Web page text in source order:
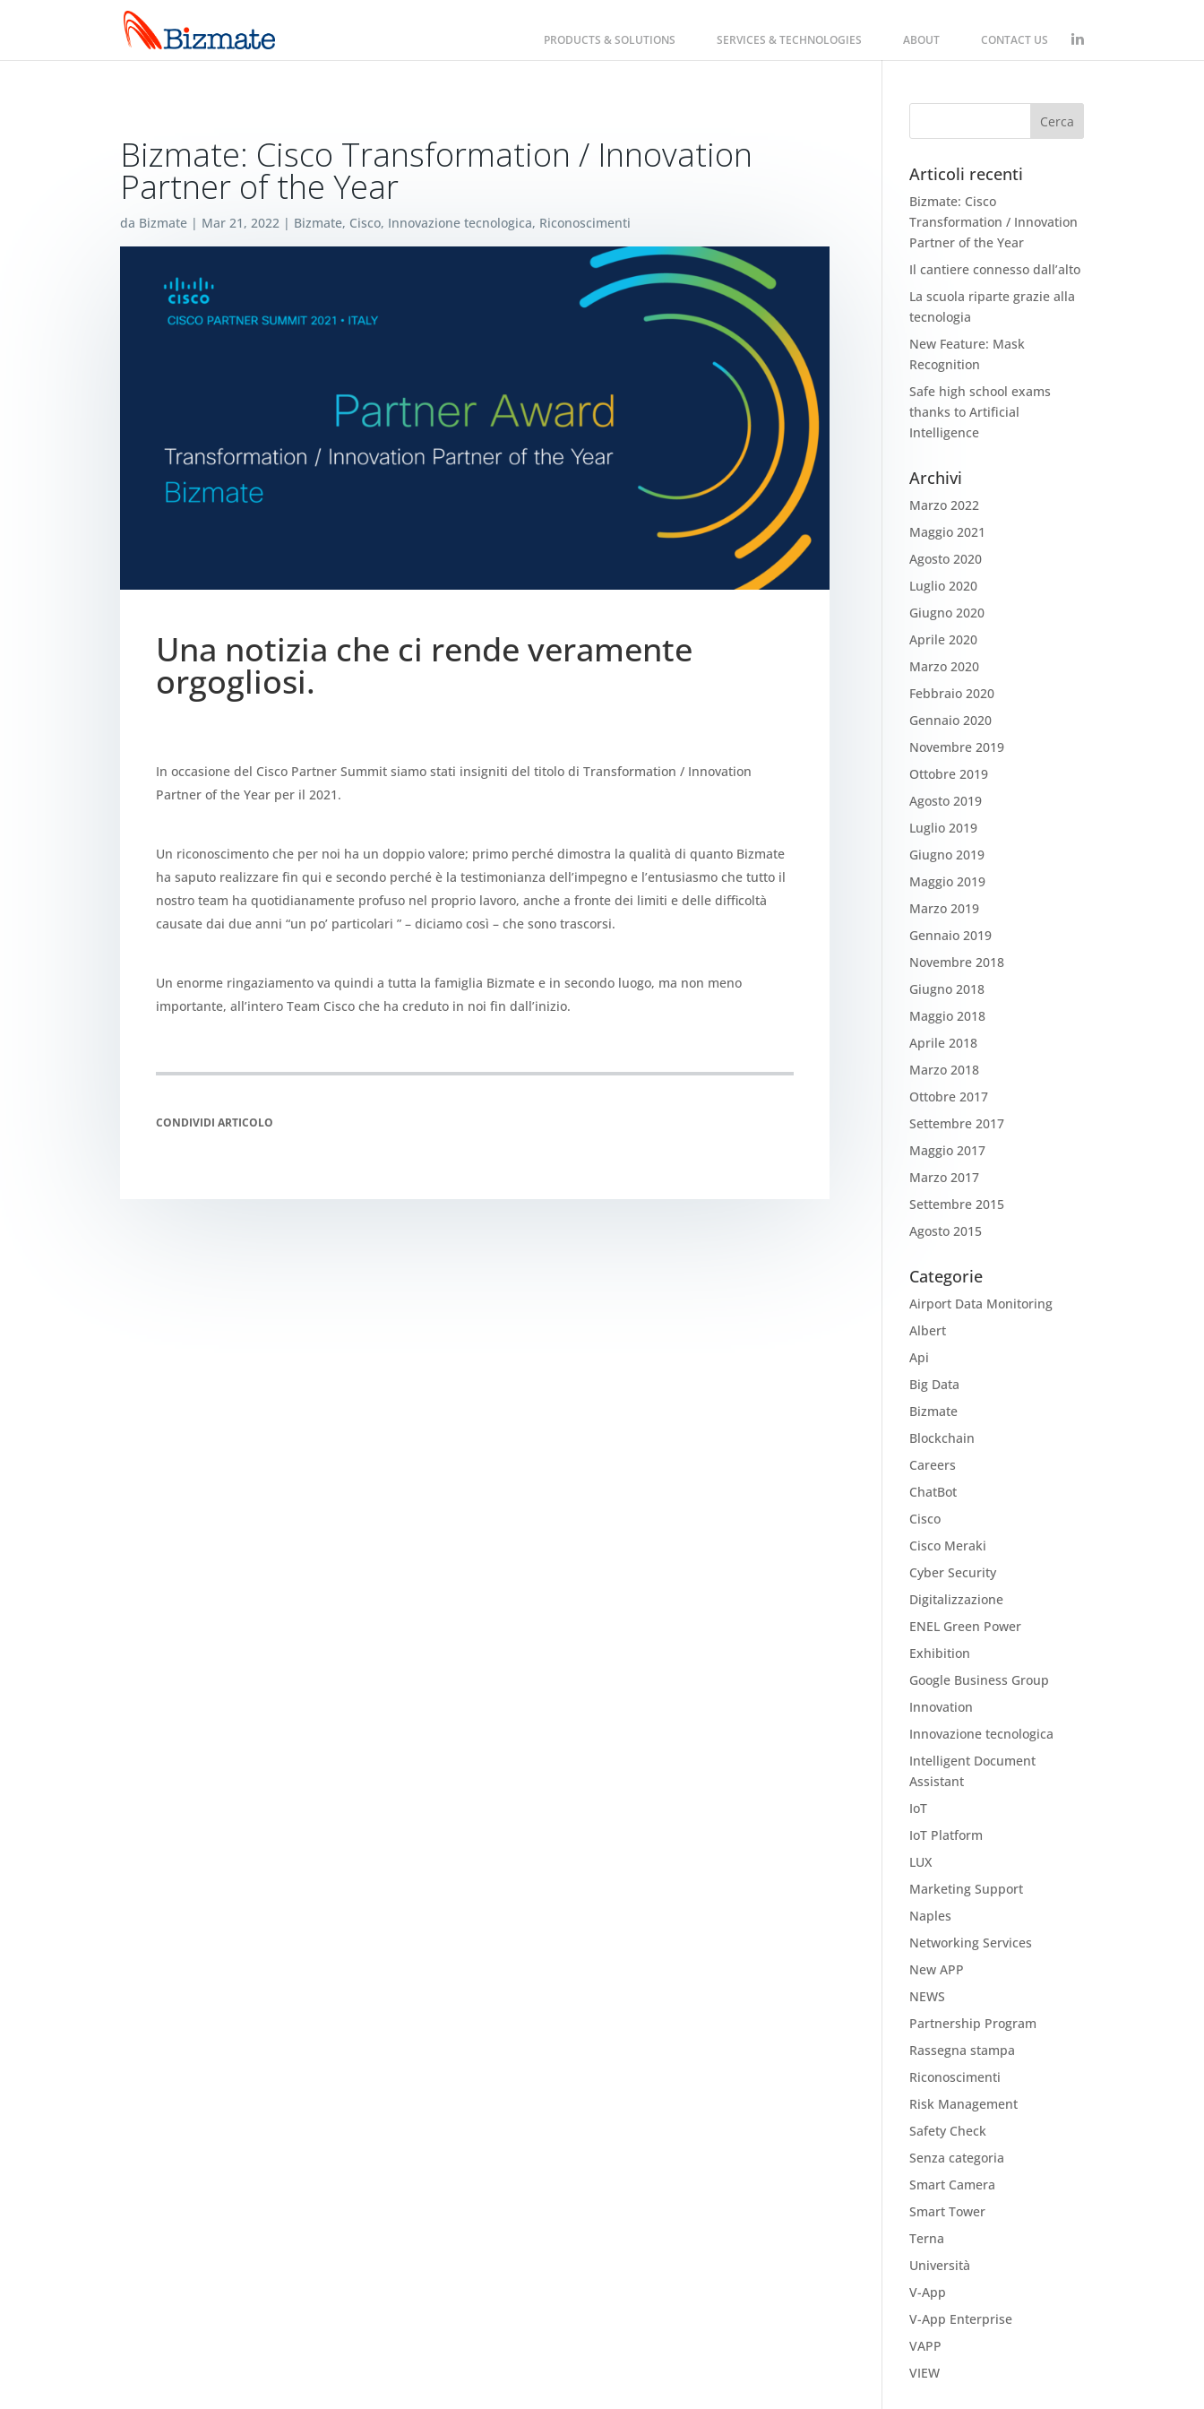
PRODUCTS & SOLUTIONS SERVICES & TECHNOLOGIES ABOUT CONTACT US
Bizmate: Cisco Transformation / Innovation
Partner of the Year
da Bizmate | Mar 21, 2022 | Bizmate, Cisco, Innovazione tecnologica, Riconoscimenti
Una notizia che ci rende veramente
orgogliosi.
In occasione del Cisco Partner Summit siamo stati insigniti del titolo di Transformation / Innovation
Partner of the Year per il 2021.
Un riconoscimento che per noi ha un doppio valore; primo perché dimostra la qualità di quanto Bizmate
ha saputo realizzare fin qui e secondo perché è la testimonianza dell’impegno e l’entusiasmo che tutto il
nostro team ha quotidianamente profuso nel proprio lavoro, anche a fronte dei limiti e delle difficoltà
causate dai due anni “un po’ particolari ” – diciamo così – che sono trascorsi.
Un enorme ringaziamento va quindi a tutta la famiglia Bizmate e in secondo luogo, ma non meno
importante, all’intero Team Cisco che ha creduto in noi fin dall’inizio.
CONDIVIDI ARTICOLO
Articoli recenti
Bizmate: Cisco
Transformation / Innovation
Partner of the Year
Il cantiere connesso dall’alto
La scuola riparte grazie alla
tecnologia
New Feature: Mask
Recognition
Safe high school exams
thanks to Artificial
Intelligence
Archivi
Marzo 2022
Maggio 2021
Agosto 2020
Luglio 2020
Giugno 2020
Aprile 2020
Marzo 2020
Febbraio 2020
Gennaio 2020
Novembre 2019
Ottobre 2019
Agosto 2019
Luglio 2019
Giugno 2019
Maggio 2019
Marzo 2019
Gennaio 2019
Novembre 2018
Giugno 2018
Maggio 2018
Aprile 2018
Marzo 2018
Ottobre 2017
Settembre 2017
Maggio 2017
Marzo 2017
Settembre 2015
Agosto 2015
Categorie
Airport Data Monitoring
Albert
Api
Big Data
Bizmate
Blockchain
Careers
ChatBot
Cisco
Cisco Meraki
Cyber Security
Digitalizzazione
ENEL Green Power
Exhibition
Google Business Group
Innovation
Innovazione tecnologica
Intelligent Document
Assistant
IoT
IoT Platform
LUX
Marketing Support
Naples
Networking Services
New APP
NEWS
Partnership Program
Rassegna stampa
Riconoscimenti
Risk Management
Safety Check
Senza categoria
Smart Camera
Smart Tower
Terna
Università
V-App
V-App Enterprise
VAPP
VIEW